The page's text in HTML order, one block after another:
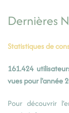
Dernières
Statistiques de
161.424
vues pour l'année
Pour découvrir